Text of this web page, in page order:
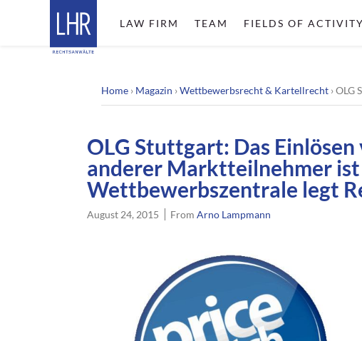
LAW FIRM TEAM FIELDS OF ACTIVITY
Home › Magazin ›Wettbewerbsrecht & Kartellrecht ›OLG
OLG Stuttgart: Das
anderer Marktteilnehmer
Wettbewerbszentrale legt
August 24, 2015 FromArno Lampmann